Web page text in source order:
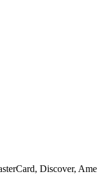
Discover,